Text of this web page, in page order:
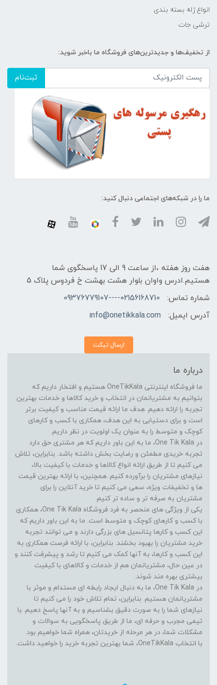
انواع ژله بسته بندی
ترشی جات
از تخفیف‌ها و جدیدترین‌های فروشگاه ما باخبر شوید:
ثبت‌نام
ما را در شبکه‌های اجتماعی دنبال کنید:
هفت روز هفته ،از ساعت 9 الی 17 پاسخگوی شما
هستیم.ادرس واوان بلوار هشت بهشت خ فردوس پلاک 5
شماره تماس:
02156168710----09376779107
آدرس ایمیل:
info@onetikkala.com
ارسال تیکت
درباره ما
ما فروشگاه اینترنتی OneTikKala هستیم و افتخار داریم که
بتوانیم به مشتریانمان در انتخاب و خرید کالاها و خدمات بهترین
تجربه را ارائه دهیم. هدف ما ارائه قیمت مناسب و کیفیت برتر
است و برای دستیابی به این هدف، همکاری با کسب و کارهای
کوچک و متوسط را به عنوان یک اولویت در نظر داریم.
در One Tik Kala، ما به این باور داریم که هر مشتری حق دارد
تجربه خریدی مطمئن و رضایت بخش داشته باشد. بنابراین، تلاش
می کنیم تا از طریق ارائه انواع کالاها و خدمات با کیفیت بالا،
نیازهای مشتریان را برآورده کنیم. همچنین، با ارائه بهترین قیمت
ها و تخفیفات ویژه، سعی می کنیم تا خرید آنلاین را برای
مشتریان به صرفه تر و ساده تر کنیم.
یکی از ویژگی های منحصر به فرد فروشگاه One Tik Kala، همکاری
با کسب و کارهای کوچک و متوسط است. ما به این باور داریم که
این کسب و کارها پتانسیل های بزرگی دارند و می توانند تجربه
خرید مشتریان را بهبود بخشند. بنابراین، با ارائه فرصت همکاری به
این کسب و کارها، به آنها کمک می کنیم تا رشد و پیشرفت کنند و
در عین حال، مشتریانمان هم از خدمات و کالاهای با کیفیت
بیشتری بهره مند شوند.
در One Tik Kala، ما به دنبال ایجاد رابطه ای مستدام و موثر با
مشتریانمان هستیم. بنابراین، تمام تلاش خود را می کنیم تا
نیازهای شما را به صورت دقیق بشناسیم و به آنها پاسخ دهیم. با
تیمی مجرب و حرفه ای، ما از طریق پاسخگویی به سوالات و
مشکلات شما، در هر مرحله از خریدتان، همراه شما خواهیم بود.
با انتخاب OneTikKala، شما بهترین تجربه خرید را خواهید داشت.